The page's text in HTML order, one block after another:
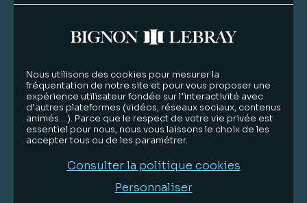
François
Nous utilisons des cookies pour mesurer la
fréquentation de notre site et pour vous proposer une
expérience utilisateur fondée sur l’interactivité avec
d’autres plateformes (vidéos, réseaux sociaux, contenus
animés …). Parce que le respect de votre vie privée est
essentiel pour nous, nous vous laissons le choix de les
accepter tous ou de les paramétrer.
Consulter la politique cookies
Personnaliser